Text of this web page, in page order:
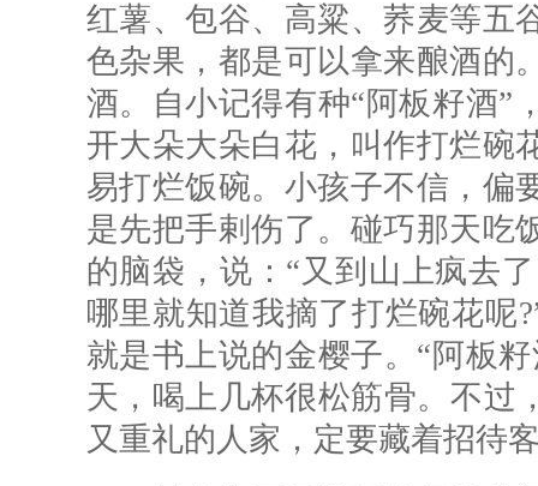
红薯、包谷、高粱、荞麦等五
色杂果，都是可以拿来酿酒的
酒。自小记得有种“阿板籽酒”
开大朵大朵白花，叫作打烂碗
易打烂饭碗。小孩子不信，偏
是先把手剌伤了。碰巧那天吃
的脑袋，说：“又到山上疯去
哪里就知道我摘了打烂碗花呢
就是书上说的金樱子。“阿板
天，喝上几杯很松筋骨。不过
又重礼的人家，定要藏着招待